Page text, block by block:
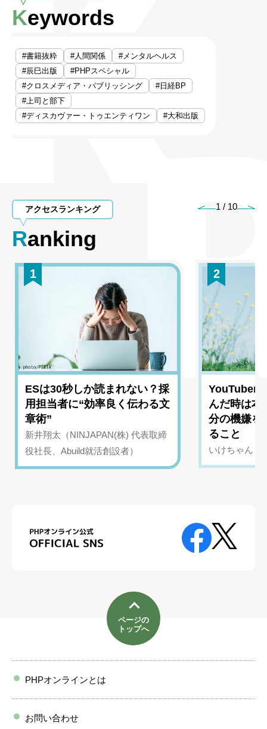
Keywords
#書籍抜粋 #人間関係
#メンタルヘルス
#辰巳出版
#PHPスペシャル
#クロスメディア・パブリッシング
#日経BP
#上司と部下
#ディスカヴァー・トゥエンティワン
#大和出版
アクセスランキング
Ranking
1 / 10
1
ESは30秒しか読まれない？採
用担当者に“効率良く伝わる文
章術”
新井翔太（NINJAPAN(株) 代表取締
役社長、Abuild就活創設者）
2
YouTuber
んだ時は
分の機嫌を
ること
いけちゃん（
ページの
トップへ
PHPオンラインとは
お問い合わせ